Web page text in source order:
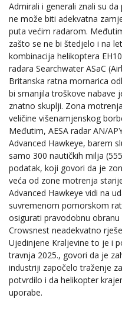
Admirali i generali znali su
ne može biti adekvatna
puta većim radarom.
zašto se ne bi štedjelo i na
kombinacija helikoptera
radara Searchwater ASaC
Britanska ratna mornarica
bi smanjila troškove nabave
znatno skuplji. Zona
veličine višenamjenskog
Međutim, AESA radar AN/
Advanced Hawkeye, barem
samo 300 nautičkih milja
podatak, koji govori da je
veća od zone motrenja
Advanced Hawkeye vidi na
suvremenom pomorskom
osigurati pravodobnu
Crowsnest neadekvatno
Ujedinjene Kraljevine to je i
travnja 2025., govori da je
industriji započelo traženje
potvrdilo i da helikopter
uporabe.